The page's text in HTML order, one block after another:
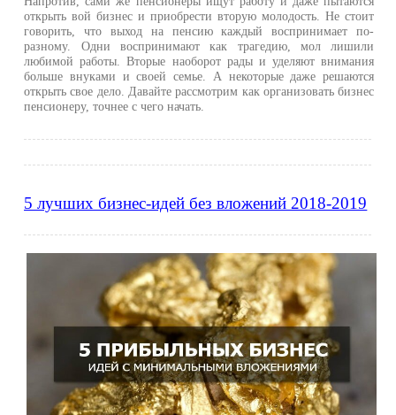
открыть вой бизнес и приобрести вторую молодость. Не стоит
говорить, что выход на пенсию каждый воспринимает по-
разному. Одни воспринимают как трагедию, мол лишили
любимой работы. Вторые наоборот рады и уделяют внимания
больше внуками и своей семье. А некоторые даже решаются
открыть свое дело. Давайте рассмотрим как организовать бизнес
пенсионеру, точнее с чего начать.
5 лучших бизнес-идей без вложений 2018-2019